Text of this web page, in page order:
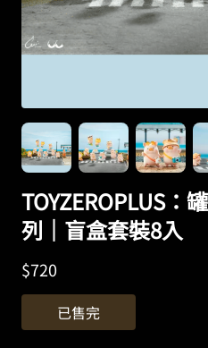
TOYZEROPLUS：
列｜盲盒套裝8入
$720
已售完